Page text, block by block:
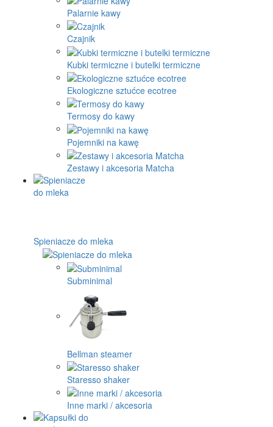
Palarnie kawy
Czajnik
Kubki termiczne i butelki termiczne
Ekologiczne sztućce ecotree
Termosy do kawy
Pojemniki na kawę
Zestawy i akcesoria Matcha
Spieniacze do mleka
Subminimal
Bellman steamer
Staresso shaker
Inne marki / akcesoria